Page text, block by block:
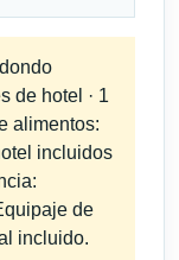
de hotel · 1
alimentos:
incluidos
de
incluido.